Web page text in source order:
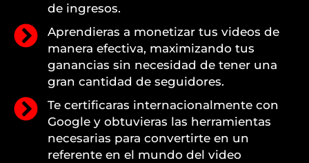
de ingresos.
Aprendieras a monetizar tus videos de
manera efectiva, maximizando tus
ganancias sin necesidad de tener una
gran cantidad de seguidores.
Te certificaras internacionalmente con
Google y obtuvieras las herramientas
necesarias para convertirte en un
referente en el mundo del video